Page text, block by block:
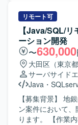
境】 Javaおよび
開発を行います
と、Dockerを利
いたします。
航系データを横
ていただきます
成し、Snowflake
ていただきます。
工程に参画し、詳
きます。構築時に
す。 【求める人物像】 要件定義から本番リリースまでの長
期プロジェクトの
体的に進めてい
基盤やポータル
ながら開発を進め
リモート可
【Java/SQL/
ーション開発
〜630,000
大田区（東京都
サーバサイド
Java ・
【募集背景】 地
ン案件において
ります。 【作業内容】 地銀向け窓販システムPKGのマイグ